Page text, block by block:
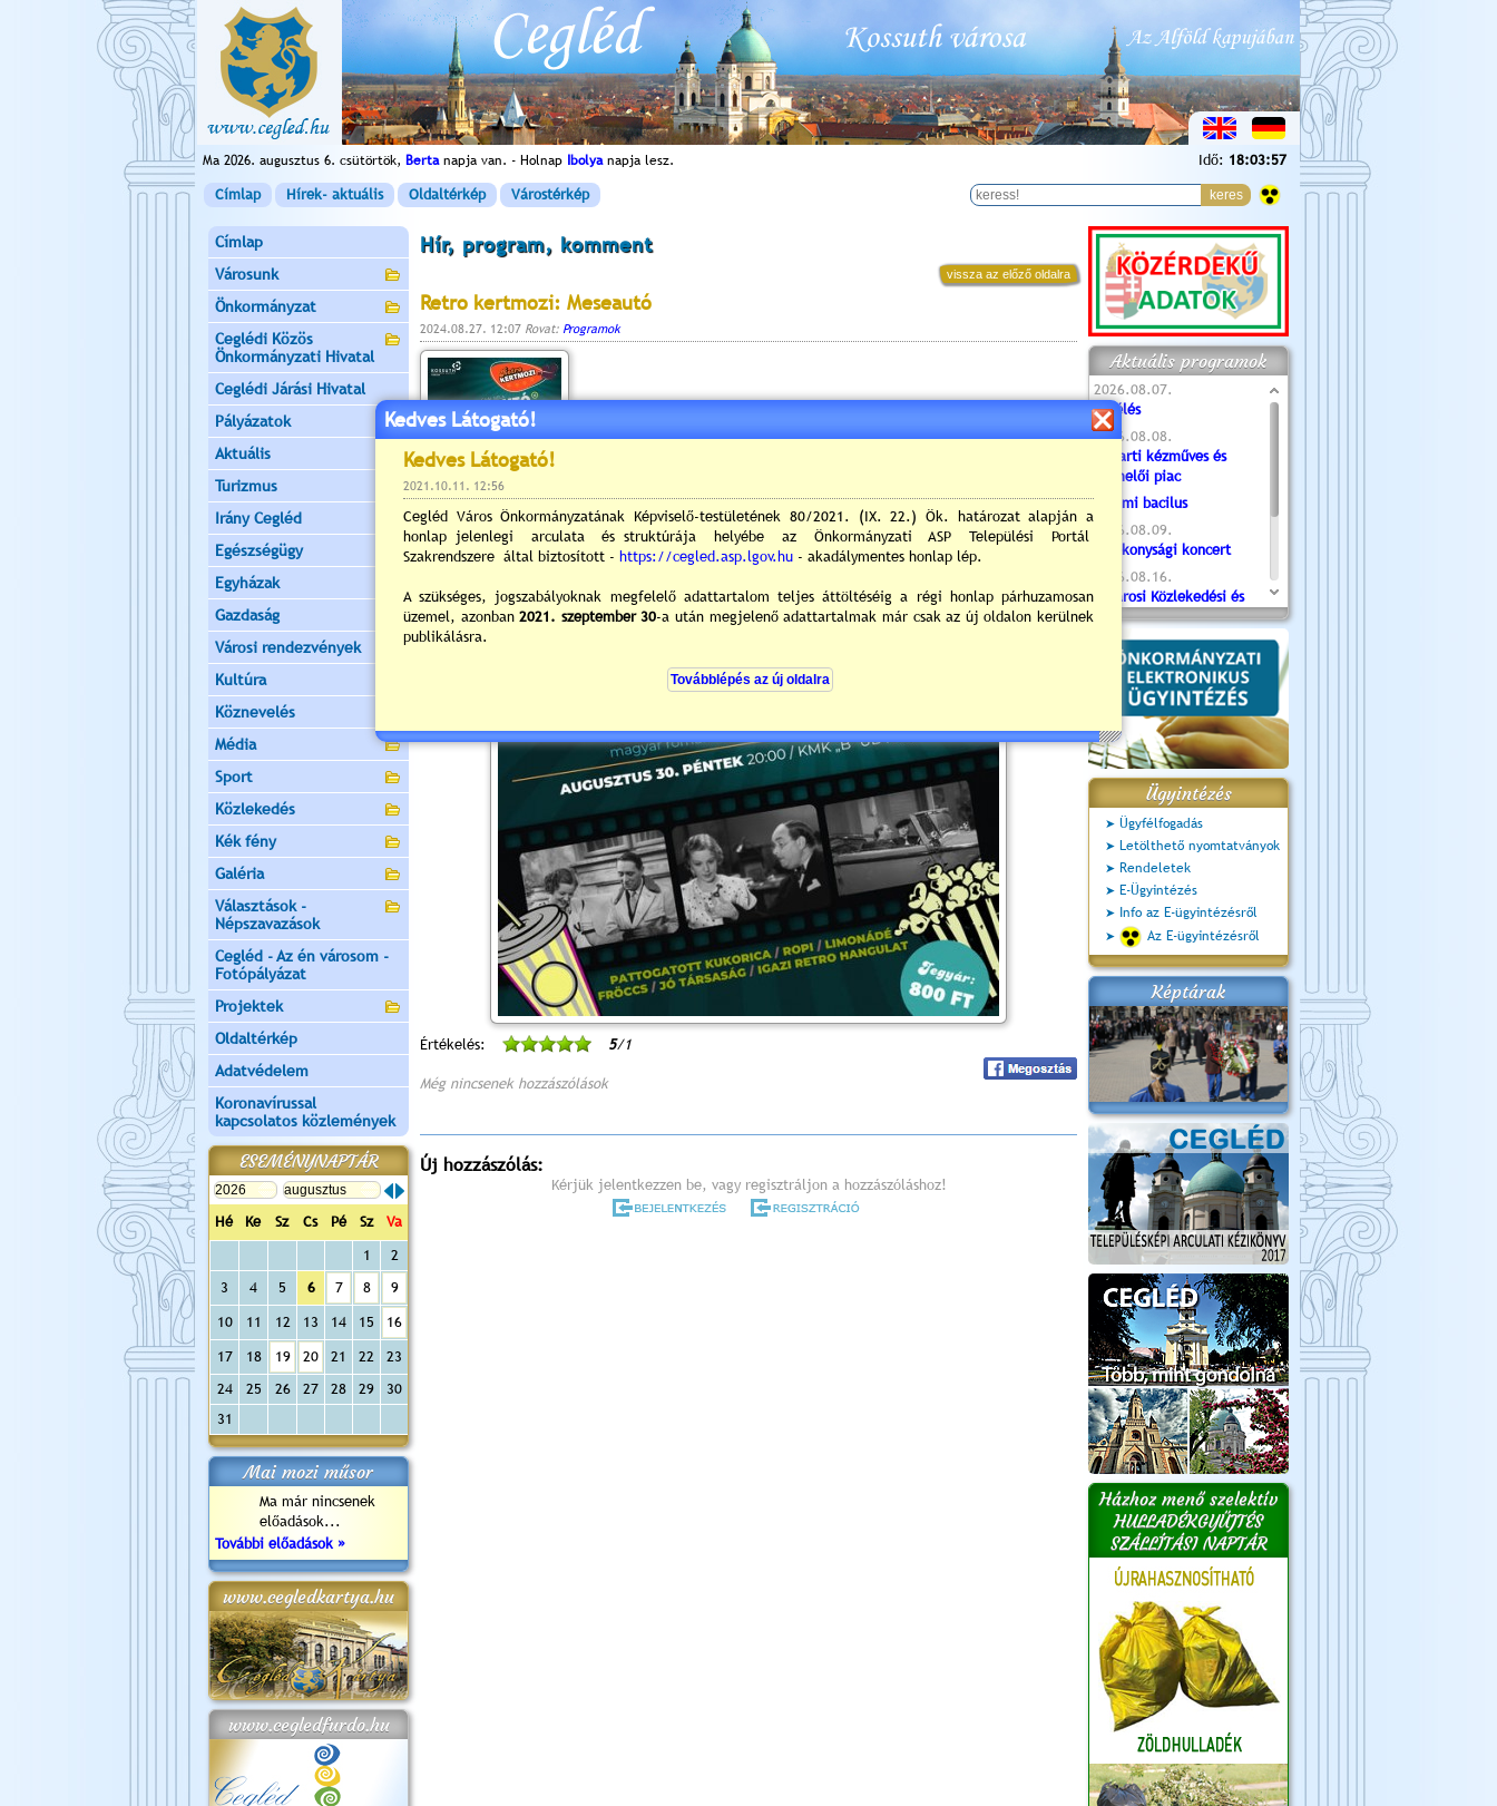
Ma 2026. augusztus 6. csütörtök, Bertanapja van. - Holnap Ibolyanapja lesz. Idő: 18:03:58
Címlap Hírek- aktuális Oldaltérkép Várostérkép
Címlap
Városunk
Önkormányzat
Ceglédi Közös
Önkormányzati Hivatal
Ceglédi Járási Hivatal
Pályázatok
Aktuális
Turizmus
Irány Cegléd
Egészségügy
Egyházak
Gazdaság
Városi rendezvények
Kultúra
Köznevelés
Média
Sport
Közlekedés
Kék fény
Galéria
Választások -
Népszavazások
Cegléd - Az én városom -
Fotópályázat
Projektek
Oldaltérkép
Adatvédelem
Koronavírussal
kapcsolatos közlemények
ESEMÉNYNAPTÁR
Hé Ke Sz Cs Pé Sz
Va
1
2
3
4 5 6 7 8 9
10 11 12 13 14 15 16
17 18 19 20 21 22
23
24
25 26 27 28 29
30
31
Mai mozi műsor
Ma már nincsenek
előadások...
További előadások »
www.cegledkartya.hu
www.cegledfurdo.hu
Hír, program, komment
vissza az előző oldalra
Retro kertmozi: Meseautó
2024.08.27. 12:07 Rovat: Programok
Értékelés: 5/1
Még nincsenek hozzászólások
Új hozzászólás:
Kérjük jelentkezzen be, vagy regisztráljon a hozzászóláshoz!
Aktuális programok
2026.08.07.
Túlélés
2026.08.08.
Tóparti kézműves és
termelői piac
Valami bacilus
2026.08.09.
Jótékonysági koncert
2026.08.16.
Újvárosi Közlekedési és
Sportnap
2026.08.19.
Ceglédi fotóklub kiállítás
2026.08.20.
Szent István Ünnepe
Ügyintézés
Ügyfélfogadás
Letölthető nyomtatványok
Rendeletek
E-Ügyintézés
Info az E-ügyintézésről
Az E-ügyintézésről
Képtárak
Házhoz menő szelektív
HULLADÉKGYŰJTÉS
SZÁLLÍTÁSI NAPTÁR
Kedves Látogató!